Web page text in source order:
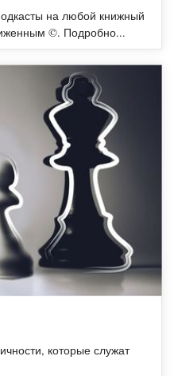
на любой книжный
©. Подробно...
которые служат